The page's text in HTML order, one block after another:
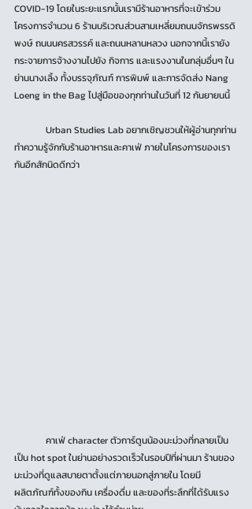
COVID-19 โดยในระยะแรกนั้นเรามีร้านอาหารที่จะเข้าร่วม
โครงการจำนวน 6 ร้านบริเวณส่วนสามเหลี่ยมถนนจักรพรรดิ
พงษ์ ถนนนครสวรรค์ และถนนหลานหลวง นอกจากนี้เรายัง
กระจายการจ้างงานไปยัง กิจการ และแรงงานในกลุ่มอื่นๆ ใน
ย่านนางเลิ้ง ทั้งบรรจุภัณฑ์ การพิมพ์ และการจัดส่ง Nang
Loeng in the Bag ไปสู่มือของทุกท่านในวันที่ 12 กันยายนนี้
ทำความรู้จักกับร้านอาหารและคาเฟ่ ภายในโครงการของเรา
กันอีกสักนิดดีกว่า
เป็น hot spot ในย่านอย่างรวดเร็วในรอบปีที่ผ่านมา ร้านของ
มะม่วงที่ดูแลสบายตาตั้งแต่ภายนอกสู่ภายใน โดยมี
ผลิตภัณฑ์ทั้งของกิน เครื่องดื่ม และของที่ระลึกที่ได้รับแรง